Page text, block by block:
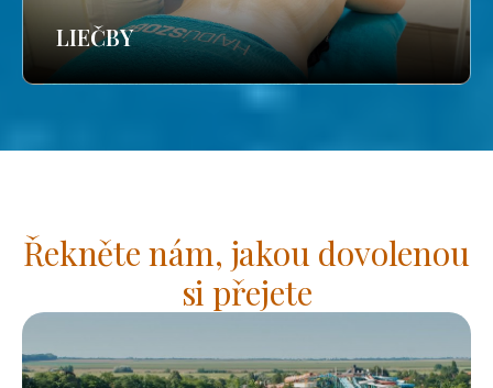
LIEČBY
Řekněte nám, jakou dovolenou
si přejete